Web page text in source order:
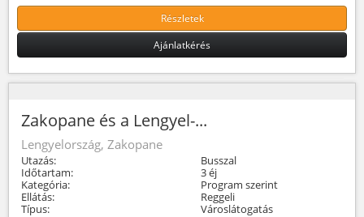
Részletek
Ajánlatkérés
Zakopane és a Lengyel-...
Lengyelország, Zakopane
Utazás:
Busszal
Időtartam:
3 éj
Kategória:
Program szerint
Ellátás:
Reggeli
Típus:
Városlátogatás